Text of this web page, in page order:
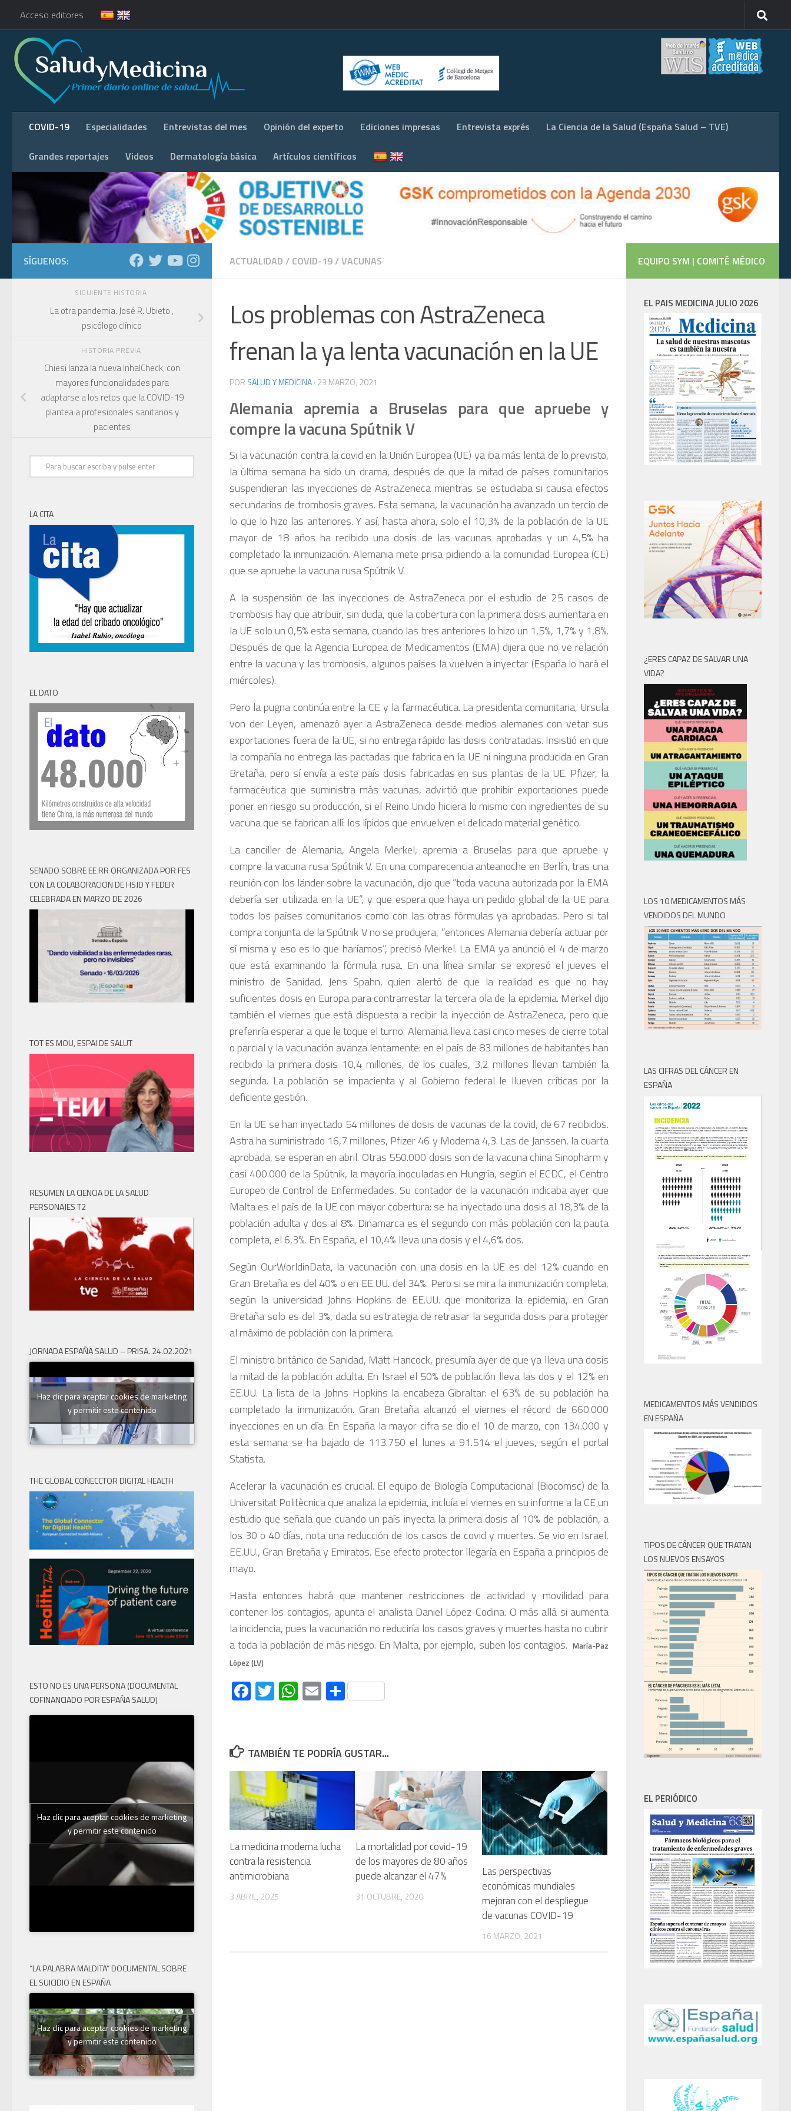
Acceso editores
COVID-19 Especialidades Entrevistas del mes Opinión del experto Ediciones impresas Entrevista exprés La Ciencia de la Salud (España Salud – TVE)
Grandes reportajes Videos Dermatología básica Artículos científicos
ACTUALIDAD / COVID-19/VACUNAS
Los problemas con AstraZeneca
frenan la ya lenta vacunación en la UE
POR SALUD Y MEDICINA· 23 MARZO, 2021
Alemania apremia a Bruselas para que apruebe y
compre la vacuna Spútnik V
Si la vacunación contra la covid en la Unión Europea (UE) ya iba más lenta de lo previsto,
la última semana ha sido un drama, después de que la mitad de países comunitarios
suspendieran las inyecciones de AstraZeneca mientras se estudiaba si causa efectos
secundarios de trombosis graves. Esta semana, la vacunación ha avanzado un tercio de
lo que lo hizo las anteriores. Y así, hasta ahora, solo el 10,3% de la población de la UE
mayor de 18 años ha recibido una dosis de las vacunas aprobadas y un 4,5% ha
completado la inmunización. Alemania mete prisa pidiendo a la comunidad Europea (CE)
que se apruebe la vacuna rusa Spútnik V.
A la suspensión de las inyecciones de AstraZeneca por el estudio de 25 casos de
trombosis hay que atribuir, sin duda, que la cobertura con la primera dosis aumentara en
la UE solo un 0,5% esta semana, cuando las tres anteriores lo hizo un 1,5%, 1,7% y 1,8%.
Después de que la Agencia Europea de Medicamentos (EMA) dijera que no ve relación
entre la vacuna y las trombosis, algunos países la vuelven a inyectar (España lo hará el
miércoles).
Pero la pugna continúa entre la CE y la farmacéutica. La presidenta comunitaria, Ursula
von der Leyen, amenazó ayer a AstraZeneca desde medios alemanes con vetar sus
exportaciones fuera de la UE, si no entrega rápido las dosis contratadas. Insistió en que
la compañía no entrega las pactadas que fabrica en la UE ni ninguna producida en Gran
Bretaña, pero sí envía a este país dosis fabricadas en sus plantas de la UE. Pfizer, la
farmacéutica que suministra más vacunas, advirtió que prohibir exportaciones puede
poner en riesgo su producción, si el Reino Unido hiciera lo mismo con ingredientes de su
vacuna que se fabrican allí: los lípidos que envuelven el delicado material genético.
La canciller de Alemania, Angela Merkel, apremia a Bruselas para que apruebe y
compre la vacuna rusa Spútnik V. En una comparecencia anteanoche en Berlín, tras una
reunión con los länder sobre la vacunación, dijo que “toda vacuna autorizada por la EMA
debería ser utilizada en la UE”, y que espera que haya un pedido global de la UE para
todos los países comunitarios como con las otras fórmulas ya aprobadas. Pero si tal
compra conjunta de la Spútnik V no se produjera, “entonces Alemania debería actuar por
sí misma y eso es lo que haríamos”, precisó Merkel. La EMA ya anunció el 4 de marzo
que está examinando la fórmula rusa. En una línea similar se expresó el jueves el
ministro de Sanidad, Jens Spahn, quien alertó de que la realidad es que no hay
suficientes dosis en Europa para contrarrestar la tercera ola de la epidemia. Merkel dijo
también el viernes que está dispuesta a recibir la inyección de AstraZeneca, pero que
preferiría esperar a que le toque el turno. Alemania lleva casi cinco meses de cierre total
o parcial y la vacunación avanza lentamente: en el país de 83 millones de habitantes han
recibido la primera dosis 10,4 millones, de los cuales, 3,2 millones llevan también la
segunda. La población se impacienta y al Gobierno federal le llueven críticas por la
deficiente gestión.
En la UE se han inyectado 54 millones de dosis de vacunas de la covid, de 67 recibidos.
Astra ha suministrado 16,7 millones, Pfizer 46 y Moderna 4,3. Las de Janssen, la cuarta
aprobada, se esperan en abril. Otras 550.000 dosis son de la vacuna china Sinopharm y
casi 400.000 de la Spútnik, la mayoría inoculadas en Hungría, según el ECDC, el Centro
Europeo de Control de Enfermedades. Su contador de la vacunación indicaba ayer que
Malta es el país de la UE con mayor cobertura: se ha inyectado una dosis al 18,3% de la
población adulta y dos al 8%. Dinamarca es el segundo con más población con la pauta
completa, el 6,3%. En España, el 10,4% lleva una dosis y el 4,6% dos.
Según OurWorldinData, la vacunación con una dosis en la UE es del 12% cuando en
Gran Bretaña es del 40% o en EE.UU. del 34%. Pero si se mira la inmunización completa,
según la universidad Johns Hopkins de EE.UU. que monitoriza la epidemia, en Gran
Bretaña solo es del 3%, dada su estrategia de retrasar la segunda dosis para proteger
al máximo de población con la primera.
El ministro británico de Sanidad, Matt Hancock, presumía ayer de que ya lleva una dosis
la mitad de la población adulta. En Israel el 50% de población lleva las dos y el 12% en
EE.UU. La lista de la Johns Hopkins la encabeza Gibraltar: el 63% de su población ha
completado la inmunización. Gran Bretaña alcanzó el viernes el récord de 660.000
inyecciones en un día. En España la mayor cifra se dio el 10 de marzo, con 134.000 y
esta semana se ha bajado de 113.750 el lunes a 91.514 el jueves, según el portal
Statista.
Acelerar la vacunación es crucial. El equipo de Biología Computacional (Biocomsc) de la
Universitat Politècnica que analiza la epidemia, incluía el viernes en su informe a la CE un
estudio que señala que cuando un país inyecta la primera dosis al 10% de población, a
los 30 o 40 días, nota una reducción de los casos de covid y muertes. Se vio en Israel,
EE.UU., Gran Bretaña y Emiratos. Ese efecto protector llegaría en España a principios de
mayo.
Hasta entonces habrá que mantener restricciones de actividad y movilidad para
contener los contagios, apunta el analista Daniel López-Codina. O más allá si aumenta
la incidencia, pues la vacunación no reduciría los casos graves y muertes hasta no cubrir
a toda la población de más riesgo. En Malta, por ejemplo, suben los contagios. María-Paz
López (LV)
Facebook
Twitter
WhatsApp
EmailCompartir
TAMBIÉN TE PODRÍA GUSTAR...
La medicina moderna lucha
contra la resistencia
antimicrobiana
3 ABRIL, 2025
La mortalidad por covid-19
de los mayores de 80 años
puede alcanzar el 47%
31 OCTUBRE, 2020
Las perspectivas
económicas mundiales
mejoran con el despliegue
de vacunas COVID-19
16 MARZO, 2021
SÍGUENOS:
SIGUIENTE HISTORIA
La otra pandemia. José R. Ubieto ,
psicólogo clínico
HISTORIA PREVIA
Chiesi lanza la nueva InhalCheck, con
mayores funcionalidades para
adaptarse a los retos que la COVID-19
plantea a profesionales sanitarios y
pacientes
LA CITA
EL DATO
SENADO SOBRE EE RR ORGANIZADA POR FES
CON LA COLABORACION DE HSJD Y FEDER
CELEBRADA EN MARZO DE 2026
TOT ES MOU, ESPAI DE SALUT
RESUMEN LA CIENCIA DE LA SALUD
PERSONAJES T2
JORNADA ESPAÑA SALUD – PRISA. 24.02.2021
Haz clic para aceptar cookies de marketing
y permitir este contenido
THE GLOBAL CONECCTOR DIGITAL HEALTH
ESTO NO ES UNA PERSONA (DOCUMENTAL
COFINANCIADO POR ESPAÑA SALUD)
Haz clic para aceptar cookies de marketing
y permitir este contenido
“LA PALABRA MALDITA” DOCUMENTAL SOBRE
EL SUICIDIO EN ESPAÑA
Haz clic para aceptar cookies de marketing
y permitir este contenido
EQUIPO SYM | COMITÉ MÉDICO
EL PAIS MEDICINA JULIO 2026
¿ERES CAPAZ DE SALVAR UNA
VIDA?
LOS 10 MEDICAMENTOS MÁS
VENDIDOS DEL MUNDO
LAS CIFRAS DEL CÁNCER EN
ESPAÑA
MEDICAMENTOS MÁS VENDIDOS
EN ESPAÑA
TIPOS DE CÁNCER QUE TRATAN
LOS NUEVOS ENSAYOS
EL PERIÓDICO